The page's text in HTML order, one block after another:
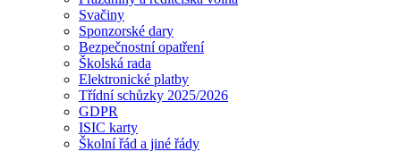
Svačiny
Sponzorské dary
Bezpečnostní opatření
Školská rada
Elektronické platby
Třídní schůzky 2025/2026
GDPR
ISIC karty
Školní řád a jiné řády